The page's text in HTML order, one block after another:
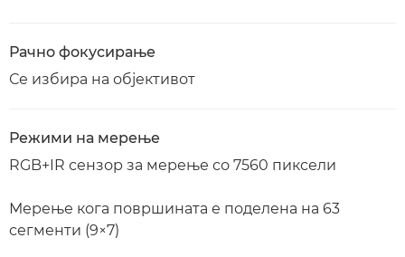
Рачно фокусирање
Се избира на објективот
Режими на мерење
RGB+IR сензор за мерење со 7560 пиксели
Мерење кога површината е поделена на 63
сегменти (9×7)